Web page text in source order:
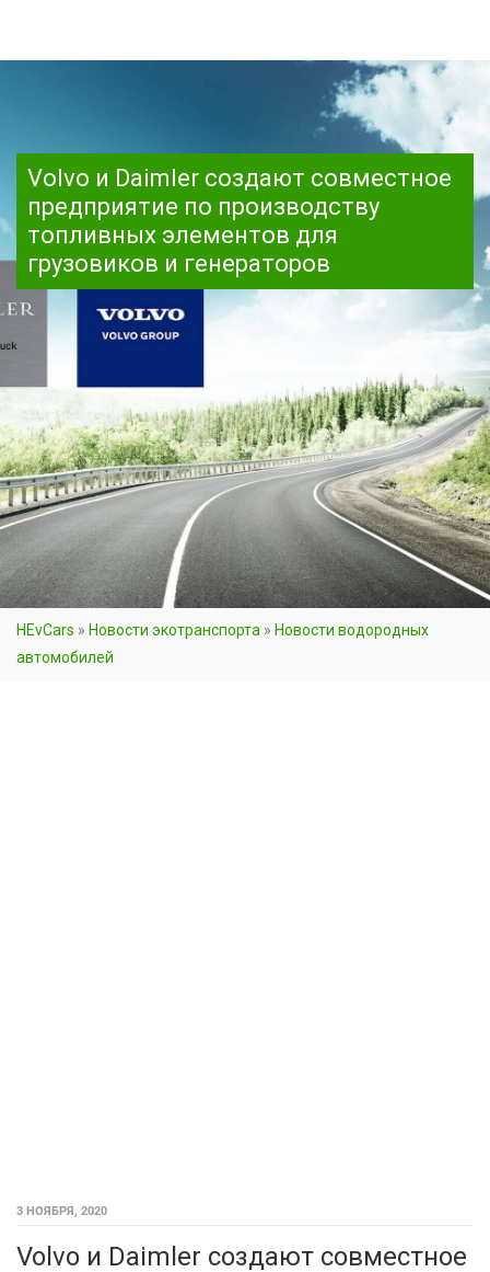
Volvo и Daimler создают совместное
предприятие по производству
топливных элементов для
грузовиков и генераторов
HEvCars » Новости экотранспорта » Новости водородных
автомобилей
3 НОЯБРЯ, 2020
Volvo и Daimler создают совместное